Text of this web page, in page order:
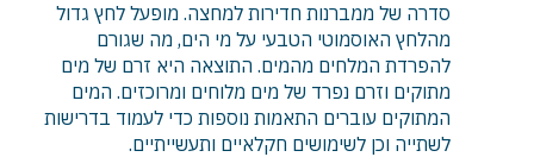
סדרה של ממברנות חדירות למחצה. מופעל לחץ גדול
מהלחץ האוסמוטי הטבעי על מי הים, מה שגורם
להפרדת המלחים מהמים. התוצאה היא זרם של מים
מתוקים וזרם נפרד של מים מלוחים ומרוכזים. המים
המתוקים עוברים התאמות נוספות כדי לעמוד בדרישות
לשתייה וכן לשימושים חקלאיים ותעשייתיים.